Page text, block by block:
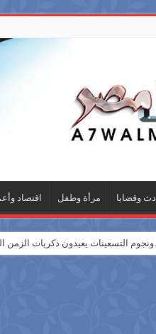
وقضايا مرأة وطفل اقتصاد
التسعينات يعيدون ذكريات الزمن